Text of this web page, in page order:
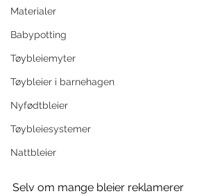
Materialer
Babypotting
Tøybleiemyter
Tøybleier i barnehagen
Nyfødtbleier
Tøybleiesystemer
Nattbleier
Selv om mange bleier reklamerer